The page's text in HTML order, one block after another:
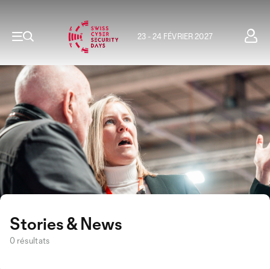
23 - 24 FÉVRIER 2027
Stories & News
0 résultats